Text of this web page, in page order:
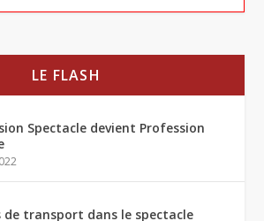
LE FLASH
Spectacle devient Profession
de transport dans le spectacle